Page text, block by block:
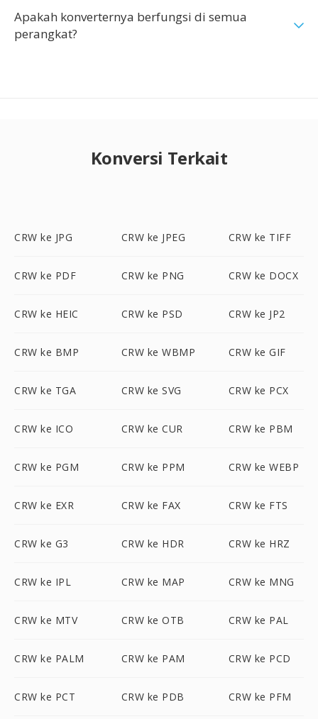
Apakah konverternya berfungsi di semua
perangkat?
Konversi Terkait
CRW ke JPG CRW ke JPEG CRW ke TIFF
CRW ke PDF CRW ke PNG CRW ke DOCX
CRW ke HEIC CRW ke PSD CRW ke JP2
CRW ke BMP CRW ke WBMP CRW ke GIF
CRW ke TGA CRW ke SVG CRW ke PCX
CRW ke ICO CRW ke CUR CRW ke PBM
CRW ke PGM CRW ke PPM CRW ke WEBP
CRW ke EXR CRW ke FAX CRW ke FTS
CRW ke G3 CRW ke HDR CRW ke HRZ
CRW ke IPL CRW ke MAP CRW ke MNG
CRW ke MTV CRW ke OTB CRW ke PAL
CRW ke PALM CRW ke PAM CRW ke PCD
CRW ke PCT CRW ke PDB CRW ke PFM